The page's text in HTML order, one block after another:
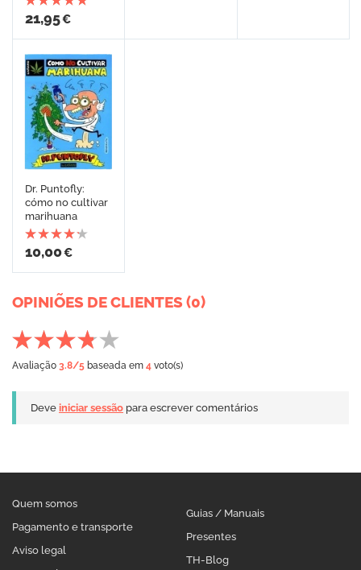
21,95€
Dr. Puntofly:
cómo no cultivar
marihuana
10,00€
OPINIÕES DE CLIENTES (0)
Avaliação 3.8/5 baseada em 4 voto(s)
Deve iniciar sessão para escrever comentários
Quem somos
Pagamento e transporte
Aviso legal
Guias / Manuais
Presentes
TH-Blog